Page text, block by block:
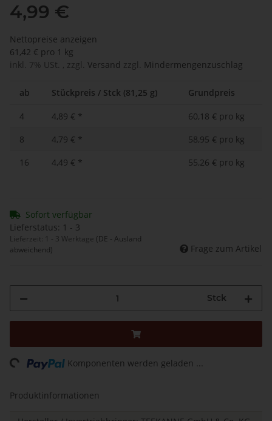
4,99 €
Nettopreise anzeigen
61,42 € pro 1 kg
inkl. 7% USt. , zzgl. Versand zzgl. Mindermengenzuschlag
ab Stückpreis / Stck (81,25 g) Grundpreis
4 4,89 € *
60,18 € pro kg
8
4,79 € *
58,95 € pro kg
16
4,49 € * 55,26 € pro kg
Sofort verfügbar
Lieferstatus: 1 - 3
Lieferzeit: 1 - 3 Werktage (DE - Ausland
abweichend)
Frage zum Artikel
Stck
Komponenten werden geladen ...
Produktinformationen